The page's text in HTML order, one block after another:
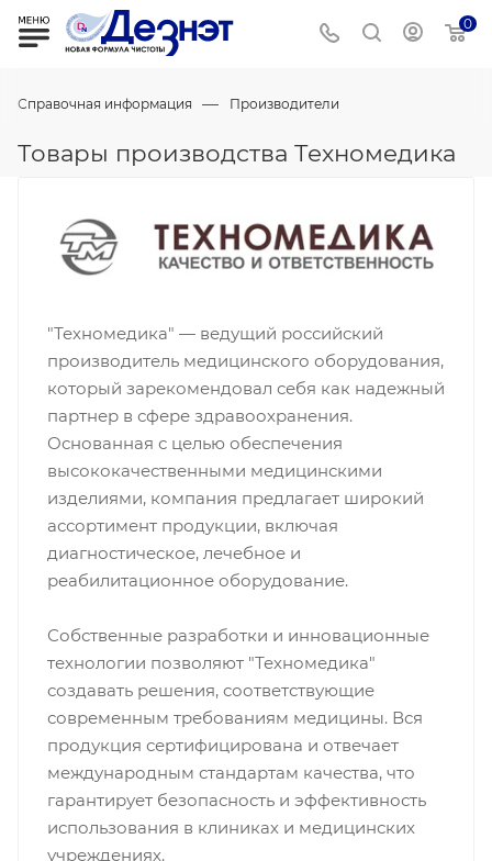
0
Справочная информация — Производители
Товары производства Техномедика
"Техномедика" — ведущий российский
производитель медицинского оборудования,
который зарекомендовал себя как надежный
партнер в сфере здравоохранения.
Основанная с целью обеспечения
высококачественными медицинскими
изделиями, компания предлагает широкий
ассортимент продукции, включая
диагностическое, лечебное и
реабилитационное оборудование.
Собственные разработки и инновационные
технологии позволяют "Техномедика"
создавать решения, соответствующие
современным требованиям медицины. Вся
продукция сертифицирована и отвечает
международным стандартам качества, что
гарантирует безопасность и эффективность
использования в клиниках и медицинских
учреждениях.